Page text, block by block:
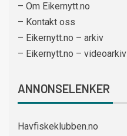
– Om Eikernytt.no
– Kontakt oss
– Eikernytt.no – arkiv
– Eikernytt.no – videoarkiv
ANNONSELENKER
Havfiskeklubben.no